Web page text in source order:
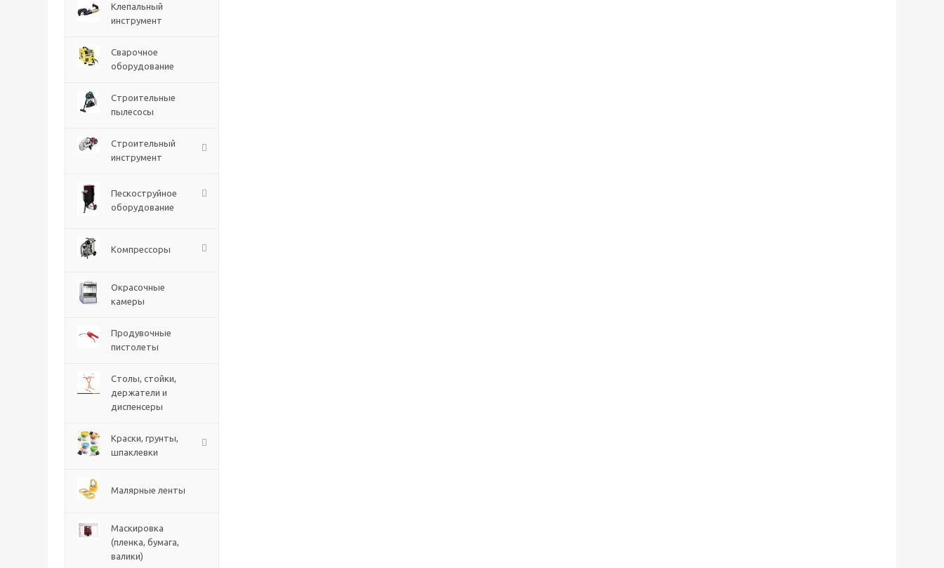
Клепальный
инструмент
Сварочное
оборудование
Строительные
пылесосы
Строительный
инструмент
Пескоструйное
оборудование
Компрессоры
Окрасочные
камеры
Продувочные
пистолеты
Столы, стойки,
держатели и
диспенсеры
Краски, грунты,
шпаклевки
Малярные ленты
Маскировка
(пленка, бумага,
валики)